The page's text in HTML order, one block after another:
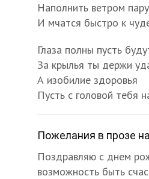
Наполнить ветром
И мчатся быстро к
Глаза полны пусть
За крылья ты держи
А изобилие здоровья
Пусть с головой тебя
Пожелания в прозе
Поздравляю с днем
возможность быть